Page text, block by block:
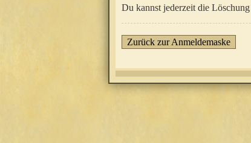
Du kannst jederzeit die
Zurück zur Anmeldemaske